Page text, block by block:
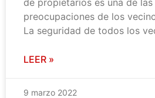
preocupaciones de los
La seguridad de todos los
LEER »
9 marzo 2022